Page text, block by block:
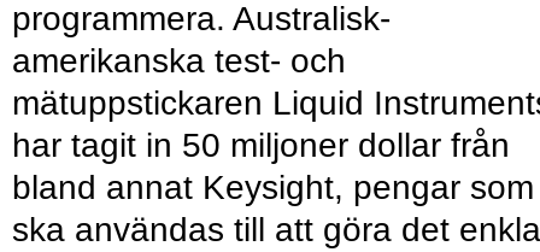
programmera. Australisk-
amerikanska test- och
mätuppstickaren Liquid
har tagit in 50 miljoner dollar från
bland annat Keysight, pengar som
ska användas till att göra det